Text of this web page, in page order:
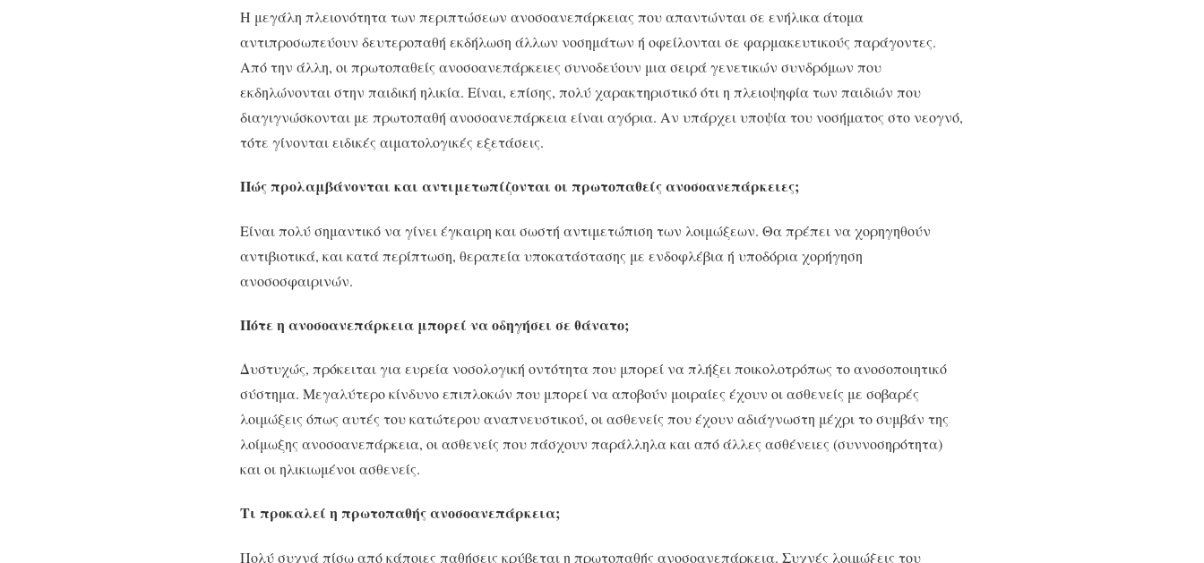
Η μεγάλη πλειονότητα των περιπτώσεων ανοσοανεπάρκειας που απαντώνται σε ενήλικα άτομα
αντιπροσωπεύουν δευτεροπαθή εκδήλωση άλλων νοσημάτων ή οφείλονται σε φαρμακευτικούς παράγοντες.
Από την άλλη, οι πρωτοπαθείς ανοσοανεπάρκειες συνοδεύουν μια σειρά γενετικών συνδρόμων που
εκδηλώνονται στην παιδική ηλικία. Είναι, επίσης, πολύ χαρακτηριστικό ότι η πλειοψηφία των παιδιών που
διαγιγνώσκονται με πρωτοπαθή ανοσοανεπάρκεια είναι αγόρια. Αν υπάρχει υποψία του νοσήματος στο νεογνό,
τότε γίνονται ειδικές αιματολογικές εξετάσεις.
Πώς προλαμβάνονται και αντιμετωπίζονται οι πρωτοπαθείς ανοσοανεπάρκειες;
Είναι πολύ σημαντικό να γίνει έγκαιρη και σωστή αντιμετώπιση των λοιμώξεων. Θα πρέπει να χορηγηθούν
αντιβιοτικά, και κατά περίπτωση, θεραπεία υποκατάστασης με ενδοφλέβια ή υποδόρια χορήγηση
ανοσοσφαιρινών.
Πότε η ανοσοανεπάρκεια μπορεί να οδηγήσει σε θάνατο;
Δυστυχώς, πρόκειται για ευρεία νοσολογική οντότητα που μπορεί να πλήξει ποικολοτρόπως το ανοσοποιητικό
σύστημα. Μεγαλύτερο κίνδυνο επιπλοκών που μπορεί να αποβούν μοιραίες έχουν οι ασθενείς με σοβαρές
λοιμώξεις όπως αυτές του κατώτερου αναπνευστικού, οι ασθενείς που έχουν αδιάγνωστη μέχρι το συμβάν της
λοίμωξης ανοσοανεπάρκεια, οι ασθενείς που πάσχουν παράλληλα και από άλλες ασθένειες (συννοσηρότητα)
και οι ηλικιωμένοι ασθενείς.
Τι προκαλεί η πρωτοπαθής ανοσοανεπάρκεια;
Πολύ συχνά πίσω από κάποιες παθήσεις κρύβεται η πρωτοπαθής ανοσοανεπάρκεια. Συχνές λοιμώξεις του